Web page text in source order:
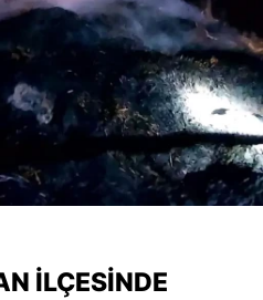
İLÇESINDE